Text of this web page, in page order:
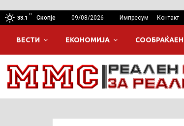
33.1
C
Скопје 09/08/2026 Импресум Контакт
ВЕСТИ ЕКОНОМИЈА